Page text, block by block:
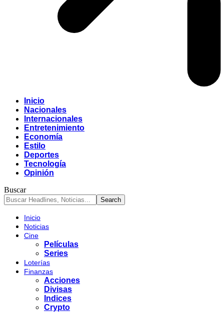
Inicio
Nacionales
Internacionales
Entretenimiento
Economía
Estilo
Deportes
Tecnología
Opinión
Buscar
Inicio
Noticias
Cine
Películas
Series
Loterías
Finanzas
Acciones
Divisas
Indices
Crypto